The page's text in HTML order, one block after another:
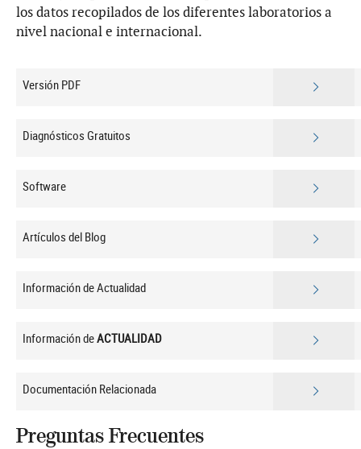
los datos recopilados de los diferentes laboratorios a
nivel nacional e internacional.
Versión PDF
Diagnósticos Gratuitos
Software
Artículos del Blog
Información de Actualidad
Información deACTUALIDAD
Documentación Relacionada
Preguntas Frecuentes